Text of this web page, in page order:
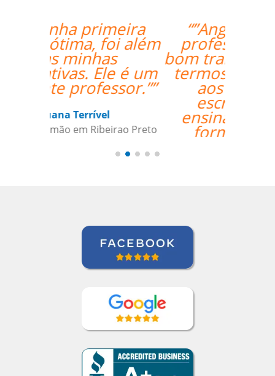
“”Angelica, minha
professora, fez um
bom trabalho trazendo
termos relacionados
aos negócios /
ensinando de uma
forma prática e
incorporada com a
aprendizagem em
Mecatrônica (TP / EMD), Daimler